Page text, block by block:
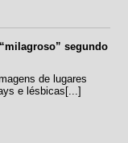
segundo
de lugares
e lésbicas[...]